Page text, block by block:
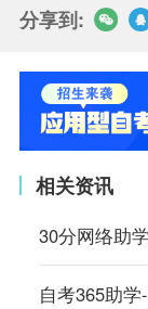
分享到:
相关资讯
30分网络助
自考365助